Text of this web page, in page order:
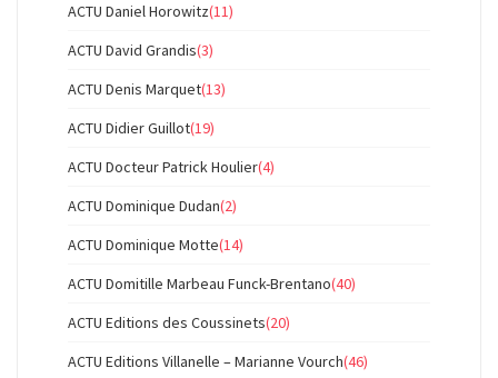
ACTU Daniel Horowitz(11)
ACTU David Grandis(3)
ACTU Denis Marquet(13)
ACTU Didier Guillot(19)
ACTU Docteur Patrick Houlier(4)
ACTU Dominique Dudan(2)
ACTU Dominique Motte(14)
ACTU Domitille Marbeau Funck-Brentano(40)
ACTU Editions des Coussinets(20)
ACTU Editions Villanelle – Marianne Vourch(46)